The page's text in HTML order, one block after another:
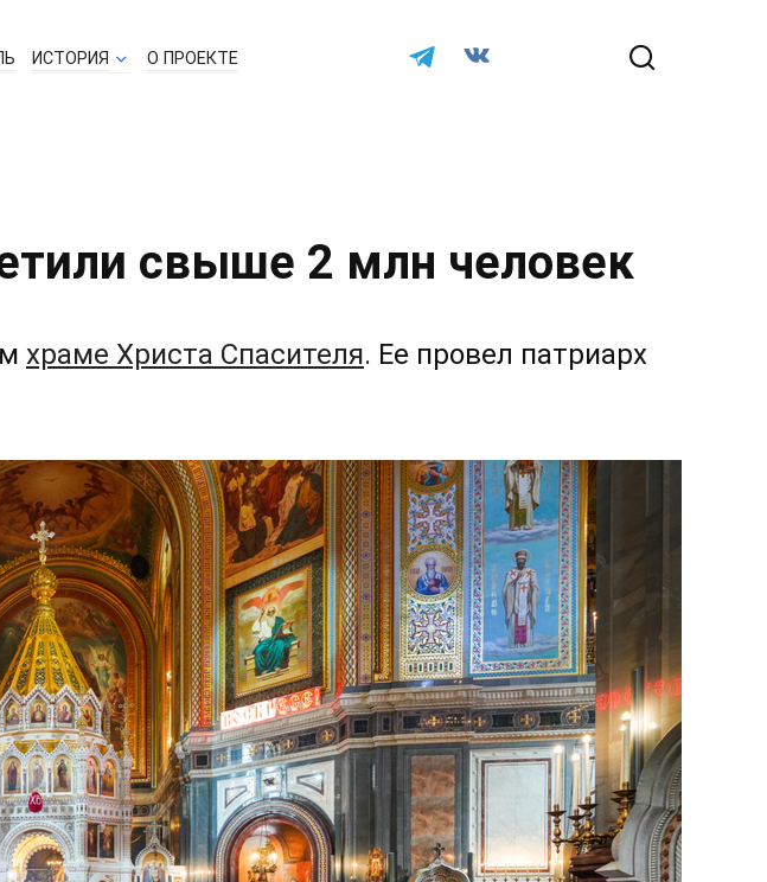
ИСТОРИЯ О ПРОЕКТЕ
свыше 2 млн человек
храме Христа Спасителя. Ее провел патриарх